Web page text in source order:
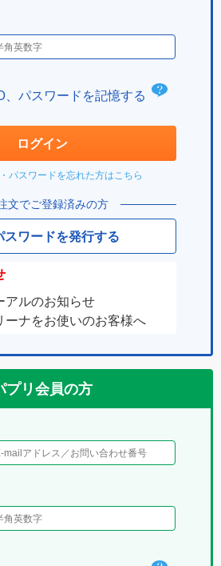
、パスワードを記憶する
ク
ッ
ログイン
パスワードを忘れた方はこちら
文でご登録済みの方
スワードを発行する
アルのお知らせ
ーナをお使いのお客様へ
プリ会員の方